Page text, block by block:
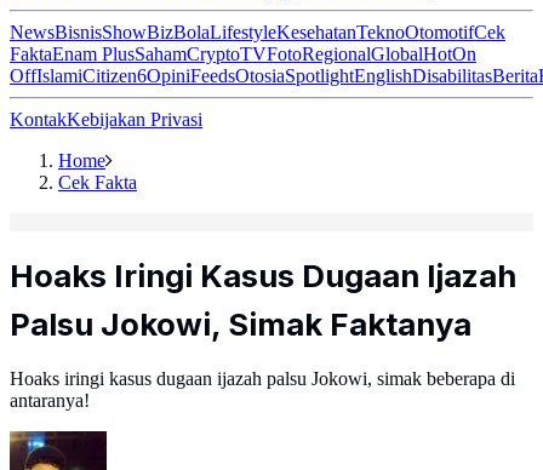
NewsBisnisShowBizBolaLifestyleKesehatanTeknoOtomotifCek
FaktaEnam PlusSahamCryptoTVFotoRegionalGlobalHotOn
OffIslamiCitizen6OpiniFeedsOtosiaSpotlightEnglishDisabilitasBerita
KontakKebijakan Privasi
Home
Cek Fakta
Hoaks Iringi Kasus Dugaan Ijazah
Palsu Jokowi, Simak Faktanya
Hoaks iringi kasus dugaan ijazah palsu Jokowi, simak beberapa di
antaranya!